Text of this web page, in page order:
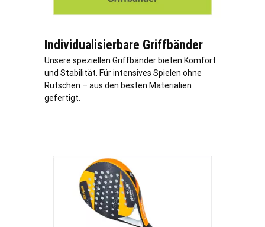
Individualisierbare Griffbänder
Unsere speziellen Griffbänder bieten Komfort
und Stabilität. Für intensives Spielen ohne
Rutschen – aus den besten Materialien
gefertigt.